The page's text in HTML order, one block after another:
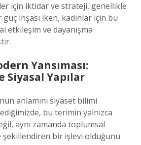
için iktidar ve strateji, genellikle
inşası iken, kadınlar için bu
etkileşim ve dayanışma
Yansıması:
Siyasal Yapılar
anlamını siyaset bilimi
bu terimin yalnızca
aynı zamanda toplumsal
şekillendiren bir işlevi olduğunu